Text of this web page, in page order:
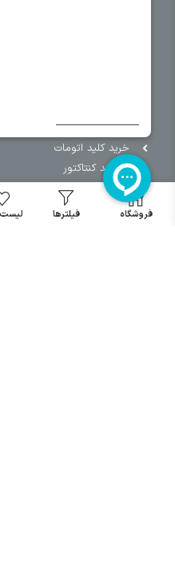
خرید کلید اتومات
خرید کنتاکتور
خرید فیوز
مینیاتوری
خرید میکرو
فروشگاه فیلترها